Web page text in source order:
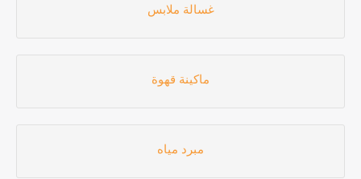
غسالة ملابس
ماكينة قهوة
مبرد مياه